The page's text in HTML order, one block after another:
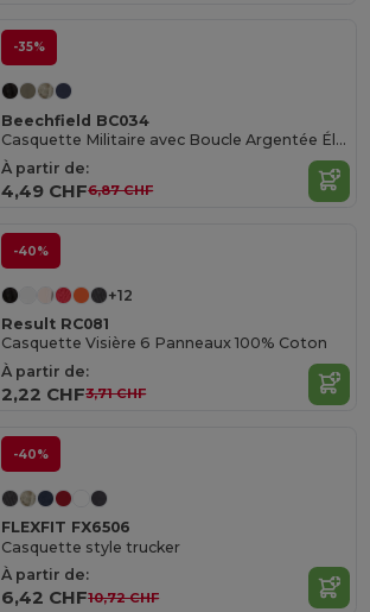
-35%
Beechfield BC034
Casquette Militaire avec Boucle Argentée Élégante
À partir de:
4,49 CHF6,87 CHF
-40%
+12
Result RC081
Casquette Visière 6 Panneaux 100% Coton
À partir de:
2,22 CHF3,71 CHF
-40%
FLEXFIT FX6506
Casquette style trucker
À partir de:
6,42 CHF10,72 CHF